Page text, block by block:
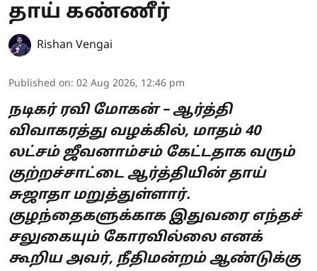
தாய் கண்ணீர்
Rishan Vengai
Published on: 02 Aug 2026, 12:46 pm
நடிகர் ரவி மோகன் – ஆர்த்தி
விவாகரத்து வழக்கில், மாதம் 40
லட்சம் ஜீவனாம்சம் கேட்டதாக வரும்
குற்றச்சாட்டை ஆர்த்தியின் தாய்
சுஜாதா மறுத்துள்ளார்.
குழந்தைகளுக்காக இதுவரை எந்தச்
சலுகையும் கோரவில்லை எனக்
கூறிய அவர், நீதிமன்றம் ஆண்டுக்கு